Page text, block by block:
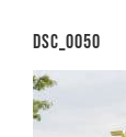
DSC_0050